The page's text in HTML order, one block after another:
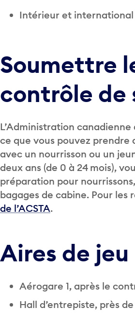
Intérieur et international
Soumettre
contrôle de
L’Administration
ce que vous pouvez prendre
avec un nourrisson ou un
deux ans (de 0 à 24 mois),
préparation pour
bagages de cabine. Pour les
de l’ACSTA.
Aires de
Aérogare 1, après le
Hall d’entrepiste, près